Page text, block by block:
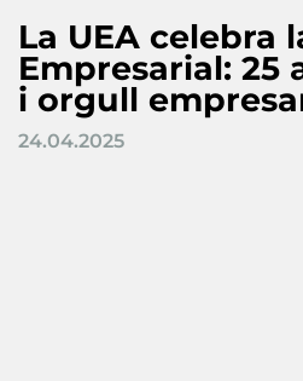
La UEA celebra
Empresarial: 25
i orgull
24.04.2025